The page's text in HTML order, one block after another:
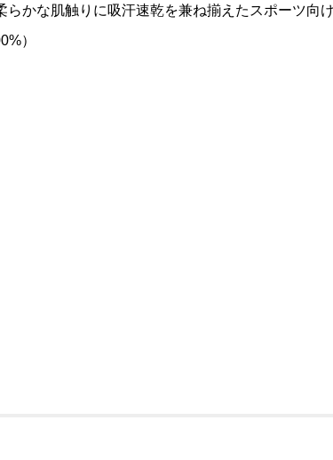
かな肌触りに吸汗速乾を兼ね揃えたスポーツ向け
）